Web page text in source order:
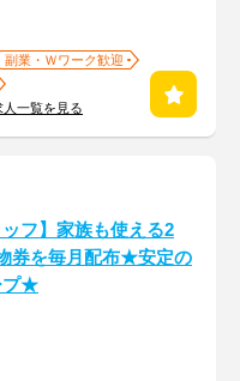
副業・Ｗワーク歓迎
一覧を見る
ッフ】家族も使える2
券を毎月配布★安定の
プ★